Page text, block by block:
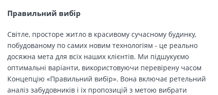
Правильний вибір
Світле, просторе житло в красивому сучасному будинку,
побудованому по самих новим технологіям - це реально
досяжна мета для всіх наших клієнтів. Ми підшукуємо
оптимальні варіанти, використовуючи перевірену часом
Концепцію «Правильний вибір». Вона включає ретельний
аналіз забудовників і їх пропозицій з метою вибрати